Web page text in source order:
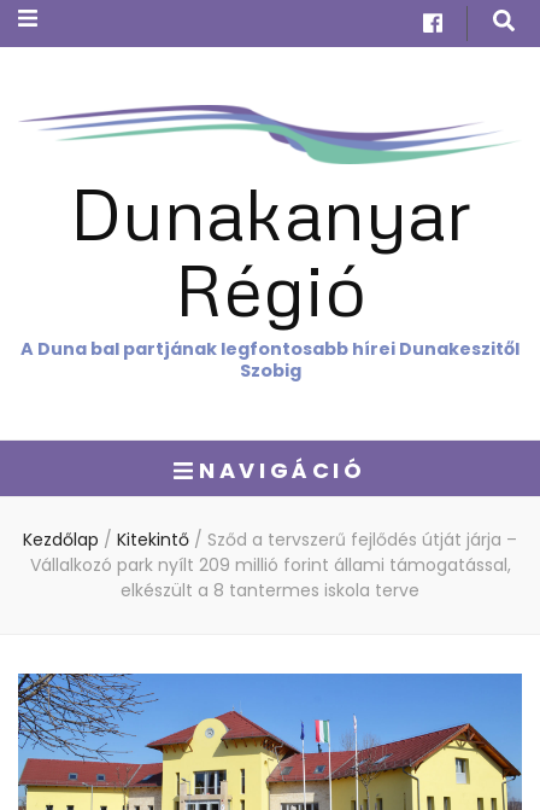
Dunakanyar
Régió
A Duna bal partjának legfontosabb hírei Dunakeszitől
Szobig
NAVIGÁCIÓ
Kezdőlap / Kitekintő / Sződ a tervszerű fejlődés útját járja –
Vállalkozó park nyílt 209 millió forint állami támogatással,
elkészült a 8 tantermes iskola terve